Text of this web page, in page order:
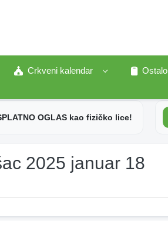
Crkveni kalendar
Ostalo
OGLAS kao fizičko lice!
2025 januar 18